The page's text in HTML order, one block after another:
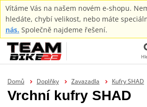
Vítáme Vás na našem novém e-shopu.
hledáte, chybí velikost, nebo máte
nás. Společně najdeme řešení.
Domů Doplňky Zavazadla Kufry SHAD
Vrchní kufry SHAD